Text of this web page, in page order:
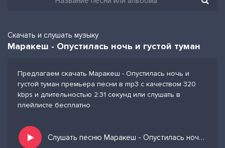
Скачать и слушать музыку
Маракеш - Опустилась ночь и густой туман
Предлагаем скачать Маракеш - Опустилась ночь и
густой туман премьера песни в mp3 с качеством 320
kbps и длительностью 2:31 секунд или слушать в
плейлисте бесплатно
Слушать песню Маракеш - Опустилась ночь и густой туман и добавить в избранных